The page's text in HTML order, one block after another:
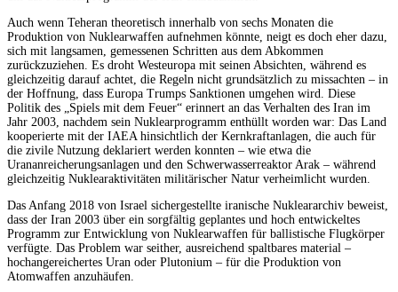
Auch wenn Teheran theoretisch innerhalb von sechs Monaten die
Produktion von Nuklearwaffen aufnehmen könnte, neigt es doch eher dazu,
sich mit langsamen, gemessenen Schritten aus dem Abkommen
zurückzuziehen. Es droht Westeuropa mit seinen Absichten, während es
gleichzeitig darauf achtet, die Regeln nicht grundsätzlich zu missachten – in
der Hoffnung, dass Europa Trumps Sanktionen umgehen wird. Diese
Politik des „Spiels mit dem Feuer“ erinnert an das Verhalten des Iran im
Jahr 2003, nachdem sein Nuklearprogramm enthüllt worden war: Das Land
kooperierte mit der IAEA hinsichtlich der Kernkraftanlagen, die auch für
die zivile Nutzung deklariert werden konnten – wie etwa die
Urananreicherungsanlagen und den Schwerwasserreaktor Arak – während
gleichzeitig Nuklearaktivitäten militärischer Natur verheimlicht wurden.
Das Anfang 2018 von Israel sichergestellte iranische Nukleararchiv beweist,
dass der Iran 2003 über ein sorgfältig geplantes und hoch entwickeltes
Programm zur Entwicklung von Nuklearwaffen für ballistische Flugkörper
verfügte. Das Problem war seither, ausreichend spaltbares material –
hochangereichertes Uran oder Plutonium – für die Produktion von
Atomwaffen anzuhäufen.